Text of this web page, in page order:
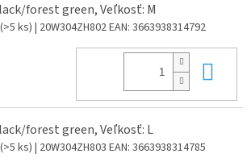
forest green, Veľkosť: M
(>5 ks) | 20W304ZH802EAN: 3663938314792
forest green, Veľkosť: L
(>5 ks) | 20W304ZH803 EAN: 3663938314785